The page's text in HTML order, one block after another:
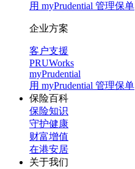
用 myPrudential 管理保单
企业方案
客户支援
PRUWorks
myPrudential
用 myPrudential 管理保单
保险百科
保险知识
守护健康
财富增值
在港安居
关于我们